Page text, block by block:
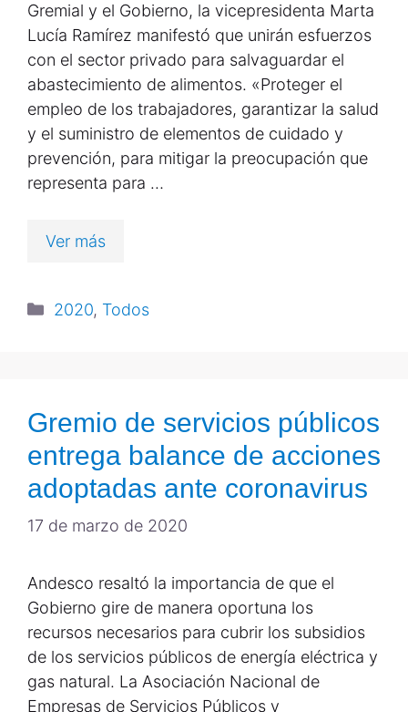
Gremial y el Gobierno, la vicepresidenta Marta
Lucía Ramírez manifestó que unirán esfuerzos
con el sector privado para salvaguardar el
abastecimiento de alimentos. «Proteger el
empleo de los trabajadores, garantizar la salud
y el suministro de elementos de cuidado y
prevención, para mitigar la preocupación que
representa para …
Ver más
2020, Todos
Gremio de servicios públicos
entrega balance de acciones
adoptadas ante coronavirus
17 de marzo de 2020
Andesco resaltó la importancia de que el
Gobierno gire de manera oportuna los
recursos necesarios para cubrir los subsidios
de los servicios públicos de energía eléctrica y
gas natural. La Asociación Nacional de
Empresas de Servicios Públicos y